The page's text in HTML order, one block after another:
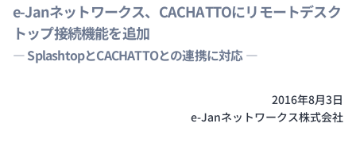
Leadership
経営
陣紹
沿革
開発
サイ
e-Janネットワークス、CACHATTOにリモートデスク
トップ接続機能を追加
― SplashtopとCACHATTOとの連携に対応 ―
2016年8月3日
e-Janネットワークス株式会社